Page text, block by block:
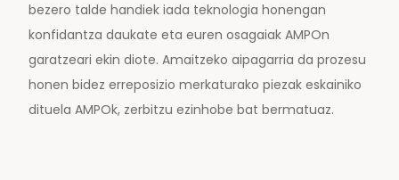
bezero talde handiek iada teknologia honengan
konfidantza daukate eta euren osagaiak AMPOn
garatzeari ekin diote. Amaitzeko aipagarria da prozesu
honen bidez erreposizio merkaturako piezak eskainiko
dituela AMPOk, zerbitzu ezinhobe bat bermatuaz.